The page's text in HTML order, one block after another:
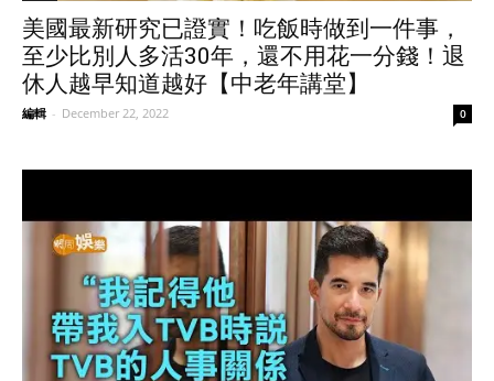
美國最新研究已證實！吃飯時做到一件事，
至少比別人多活30年，還不用花一分錢！退
休人越早知道越好【中老年講堂】
編輯 - December 22, 2022 0